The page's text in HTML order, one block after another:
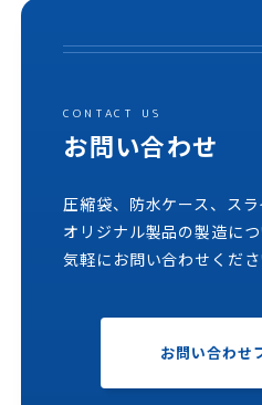
CONTACT US
お問い合わせ
圧縮袋、防水ケース、ス
オリジナル製品の製造に
気軽にお問い合わせくださ
お問い合わせ